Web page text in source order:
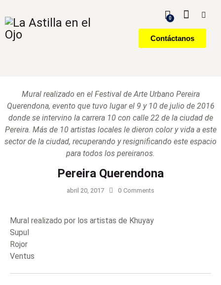
0
Contáctanos
Mural realizado en el Festival de Arte Urbano Pereira
Querendona, evento que tuvo lugar el 9 y 10 de julio de 2016
donde se intervino la carrera 10 con calle 22 de la ciudad de
Pereira. Más de 10 artistas locales le dieron color y vida a este
sector de la ciudad, recuperando y resignificando este espacio
para todos los pereiranos.
Pereira Querendona
abril 20, 2017 0 Comments
Mural realizado por los artistas de Khuyay
Supul
Rojor
Ventus